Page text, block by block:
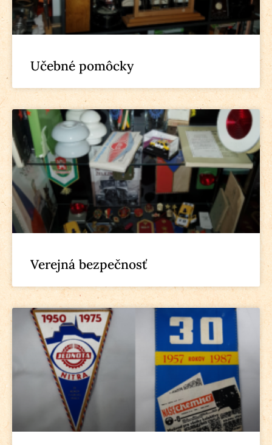
Učebné pomôcky
Verejná bezpečnosť